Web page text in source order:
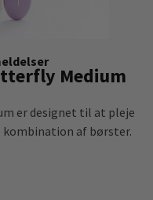
Medium
er designet til at pleje
kombination af børster.